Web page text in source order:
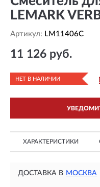
LEMARK
Артикул: LM11406C
11 126 руб.
НЕТ В НАЛИЧИИ
ХАРАКТЕРИСТИКИ
ДОСТАВКА В МОСКВА